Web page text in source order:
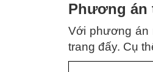
Phương án
Với phương án
trang đấy. Cụ